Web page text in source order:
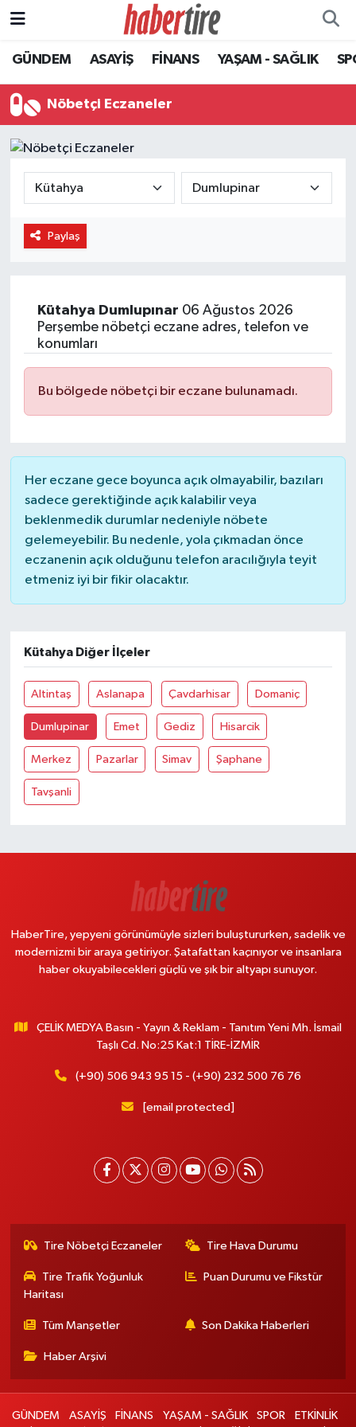
GÜNDEM ASAYİŞ FİNANS YAŞAM - SAĞLIK
Nöbetçi Eczaneler
Paylaş
Kütahya Dumlupınar 06 Ağustos 2026
Perşembe nöbetçi eczane adres, telefon ve
konumları
Bu bölgede nöbetçi bir eczane bulunamadı.
Her eczane gece boyunca açık olmayabilir, bazıları
sadece gerektiğinde açık kalabilir veya
beklenmedik durumlar nedeniyle nöbete
gelemeyebilir. Bu nedenle, yola çıkmadan önce
eczanenin açık olduğunu telefon aracılığıyla teyit
etmeniz iyi bir fikir olacaktır.
Kütahya Diğer İlçeler
Altintaş Aslanapa Çavdarhisar Domaniç
Dumlupinar Emet Gediz Hisarcik
Merkez Pazarlar Simav Şaphane
Tavşanli
HaberTire, yepyeni görünümüyle sizleri buluştururken, sadelik ve
modernizmi bir araya getiriyor. Şatafattan kaçınıyor ve insanlara
haber okuyabilecekleri güçlü ve şık bir altyapı sunuyor.
ÇELİK MEDYA Basın - Yayın & Reklam - Tanıtım Yeni Mh. İsmail
Taşlı Cd. No:25 Kat:1 TİRE-İZMİR
(+90) 506 943 95 15 - (+90) 232 500 76 76
[email protected]
Tire Nöbetçi Eczaneler Tire Hava Durumu
Tire Trafik Yoğunluk
Haritası
Puan Durumu ve Fikstür
Tüm Manşetler Son Dakika Haberleri
Haber Arşivi
GÜNDEM ASAYİŞ FİNANS YAŞAM - SAĞLIK SPOR ETKİNLİK
Tire Nöbetçi Eczaneler
Tire Hava Durumu
Tire Trafik Yoğunluk Haritası
Süper Lig Puan Durumu ve Fikstür
Tüm Manşetler
Haber Arşivi